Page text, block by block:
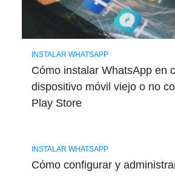
INSTALAR WHATSAPP
Cómo instalar WhatsApp en
dispositivo móvil viejo o no
Play Store
INSTALAR WHATSAPP
Cómo configurar y